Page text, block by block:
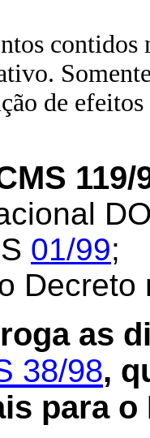
contidos
de
119/
01/99;
Decreto
as
38/98,
para o